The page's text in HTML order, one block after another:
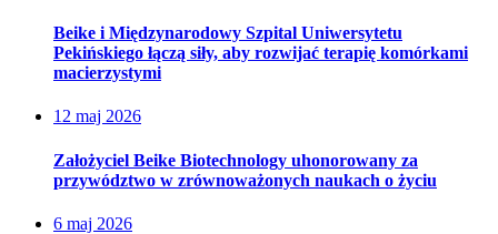
Beike i Międzynarodowy Szpital Uniwersytetu
Pekińskiego łączą siły, aby rozwijać terapię komórkami
macierzystymi
12 maj 2026
Założyciel Beike Biotechnology uhonorowany za
przywództwo w zrównoważonych naukach o życiu
6 maj 2026